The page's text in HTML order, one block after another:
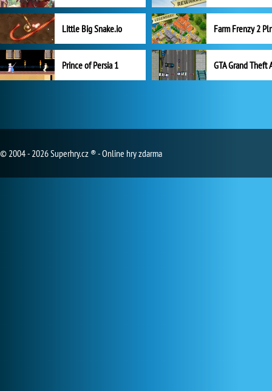
Little Big Snake.io
Prince of Persia 1 GTA Grand Theft
© 2004 - 2026 Superhry.cz ® - Online hry zdarma